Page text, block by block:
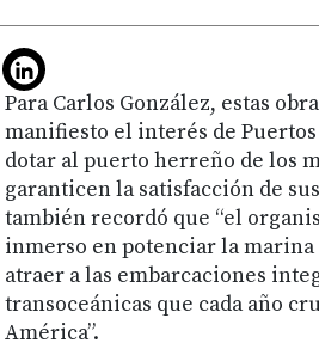
Para Carlos González, estas
manifiesto el interés de
dotar al puerto herreño de los
garanticen la satisfacción de
también recordó que “el
inmerso en potenciar la
atraer a las embarcaciones
transoceánicas que cada año
América”.